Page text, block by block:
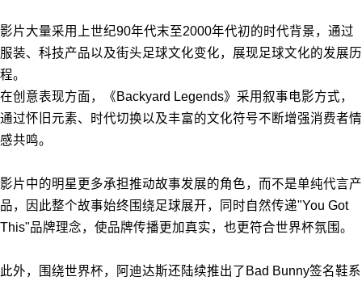
影片大量采用上世纪90年代末至2000年代初的时代背景，通过
服装、科技产品以及街头足球文化变化，展现足球文化的发展历
程。
在创意表现方面，《Backyard Legends》采用叙事电影方式，
通过怀旧元素、时代切换以及丰富的文化符号不断增强消费者情
感共鸣。
影片中的明星更多承担推动故事发展的角色，而不是单纯代言产
品，因此整个故事始终围绕足球展开，同时自然传递"You Got
This"品牌理念，使品牌传播更加真实，也更符合世界杯氛围。
此外，围绕世界杯，阿迪达斯还陆续推出了Bad Bunny签名鞋系